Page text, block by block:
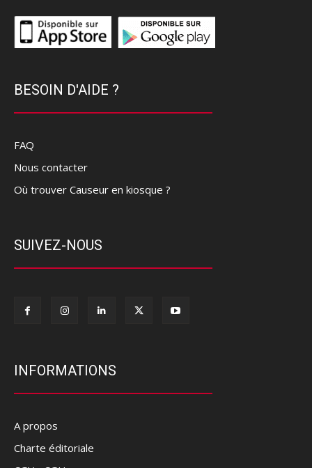
BESOIN D'AIDE ?
FAQ
Nous contacter
Où trouver Causeur en kiosque ?
SUIVEZ-NOUS
INFORMATIONS
A propos
Charte éditoriale